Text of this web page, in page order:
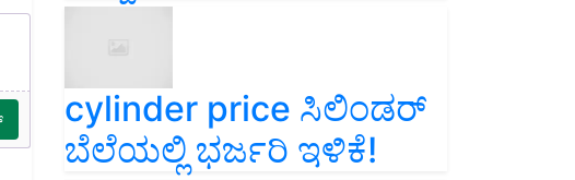
cylinder price ಸಿಲಿಂಡರ್‌
ಬೆಲೆಯಲ್ಲಿ ಭರ್ಜರಿ ಇಳಿಕೆ!